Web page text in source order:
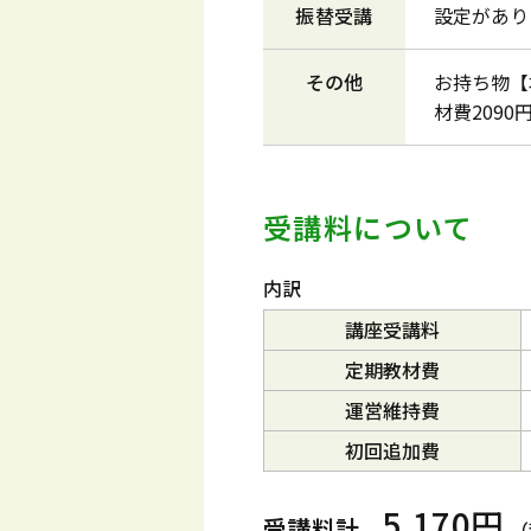
振替受講 設定があ
その他
お持ち物
材費2090
受講料について
内訳
講座受講料
定期教材費
運営維持費
初回追加費